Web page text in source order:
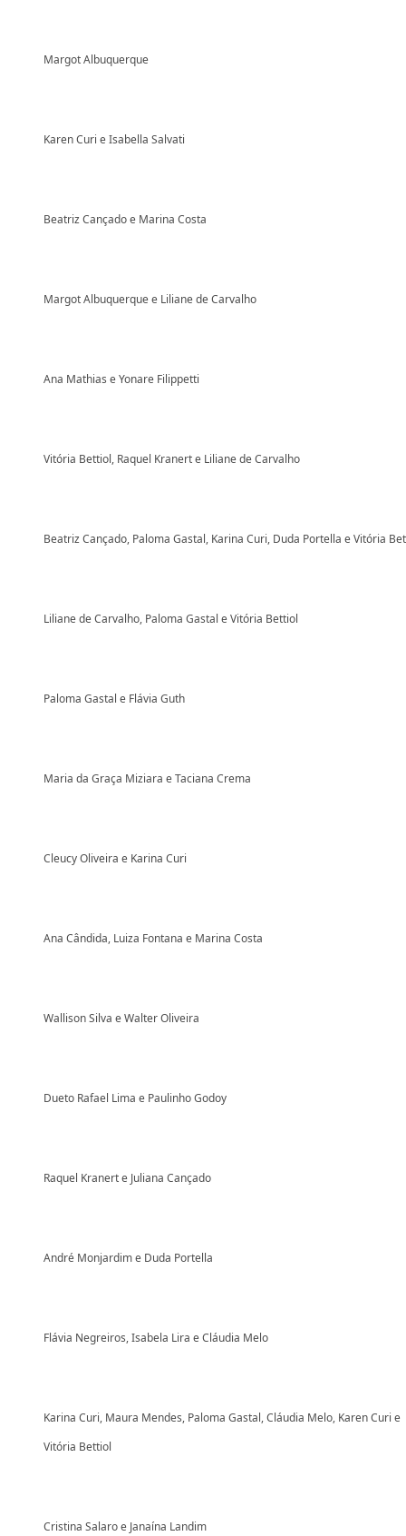
Margot Albuquerque
Karen Curi e Isabella Salvati
Beatriz Cançado e Marina Costa
Margot Albuquerque e Liliane de Carvalho
Ana Mathias e Yonare Filippetti
Vitória Bettiol, Raquel Kranert e Liliane de Carvalho
Beatriz Cançado, Paloma Gastal, Karina Curi, Duda Portella e Vitória
Liliane de Carvalho, Paloma Gastal e Vitória Bettiol
Paloma Gastal e Flávia Guth
Maria da Graça Miziara e Taciana Crema
Cleucy Oliveira e Karina Curi
Ana Cândida, Luiza Fontana e Marina Costa
Wallison Silva e Walter Oliveira
Dueto Rafael Lima e Paulinho Godoy
Raquel Kranert e Juliana Cançado
André Monjardim e Duda Portella
Flávia Negreiros, Isabela Lira e Cláudia Melo
Karina Curi, Maura Mendes, Paloma Gastal, Cláudia Melo, Karen Curi e
Vitória Bettiol
Cristina Salaro e Janaína Landim